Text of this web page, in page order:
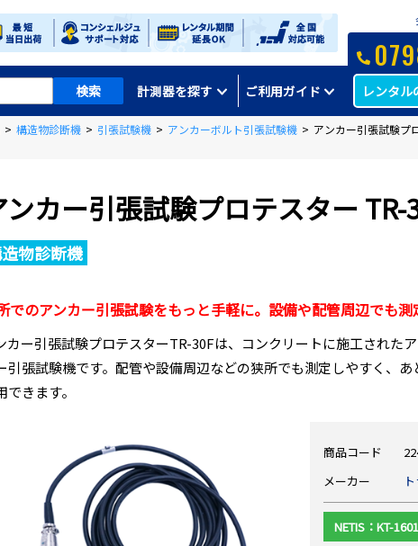
計測器を探す ご利用ガイド レンタル
> 構造物診断機 > 引張試験機 > アンカーボルト引張試験機 > アンカー引張試験プ
ンカー引張試験プロテスター TR-
物診断機
でのアンカー引張試験をもっと手軽に。設備や配管周辺でも測
カー引張試験プロテスターTR-30Fは、コンクリートに施工された
引張試験機です。配管や設備周辺などの狭所でも測定しやすく、
できます。
商品コード
メーカー
NETIS：KT-